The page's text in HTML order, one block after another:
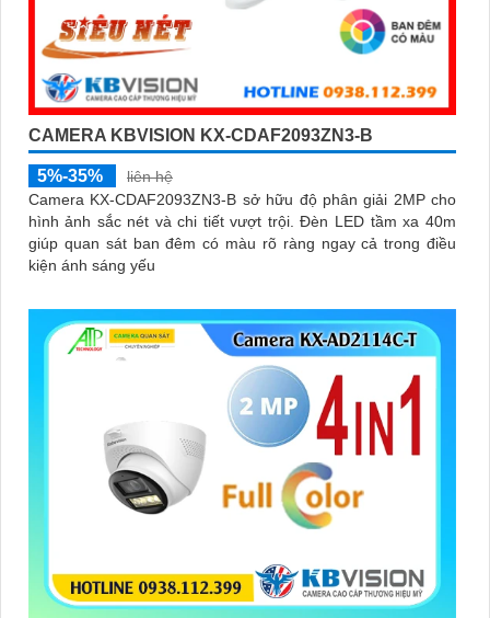
CAMERA KBVISION KX-CDAF2093ZN3-B
5%-35%
liên hệ
Camera KX-CDAF2093ZN3-B sở hữu độ phân giải 2MP cho
hình ảnh sắc nét và chi tiết vượt trội. Đèn LED tầm xa 40m
giúp quan sát ban đêm có màu rõ ràng ngay cả trong điều
kiện ánh sáng yếu